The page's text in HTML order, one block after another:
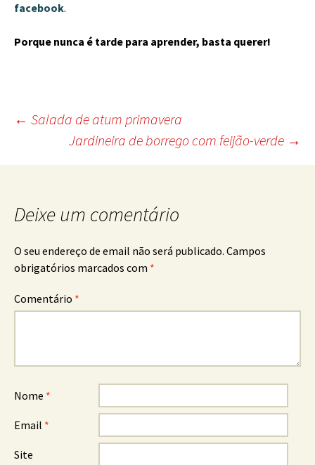
facebook.
Porque nunca é tarde para aprender, basta querer!
Post
navigation
← Salada de atum primavera
Jardineira de borrego com feijão-verde →
Deixe um comentário
O seu endereço de email não será publicado. Campos
obrigatórios marcados com *
Comentário *
Nome *
Email *
Site